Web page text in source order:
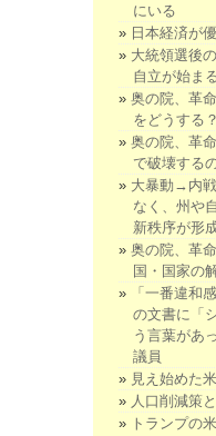
にいる
日本経済が
大統領選後
自立が始ま
奥の院、革
をどうする
奥の院、革
で破壊する
大暴動→内
なく、州や
新秩序が形
奥の院、革
国・国家の
「一番違和
の文書に「
う言葉があ
議員
見え始めた
人口削減策
トランプの